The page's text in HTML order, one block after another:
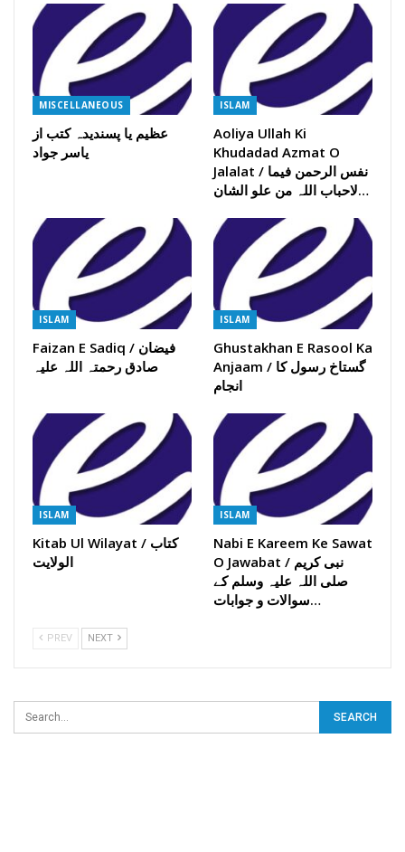
MISCELLANEOUS
عظیم یا پسندیدہ کتب از
یاسر جواد
ISLAM
Aoliya Ullah Ki
Khudadad Azmat O
Jalalat / نفس الرحمن فیما
لاحباب اللہ من علو الشان…
ISLAM
Faizan E Sadiq / فیضان
صادق رحمتہ اللہ علیہ
ISLAM
Ghustakhan E Rasool Ka
Anjaam / گستاخ رسول کا
انجام
ISLAM
Kitab Ul Wilayat / کتاب
الولایت
ISLAM
Nabi E Kareem Ke Sawat
O Jawabat / نبی کریم
صلی اللہ علیہ وسلم کے
سوالات و جوابات…
PREV NEXT